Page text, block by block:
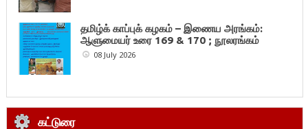
தமிழ்க் காப்புக் கழகம் – இணைய அரங்கம்:
ஆளுமையர் உரை 169 & 170 ; நூலரங்கம்
08 July 2026
கட்டுரை